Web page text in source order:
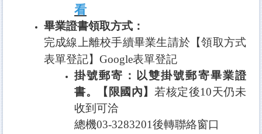
看
畢業證書領取方式：
完成線上離校手續畢業生請於 【領取方式
表單登記】 Google表單登記
掛號郵寄：以雙掛號郵寄畢業證
書。【限國內】 若核定後10天仍未
收到可洽
總機03-3283201後轉聯絡窗口